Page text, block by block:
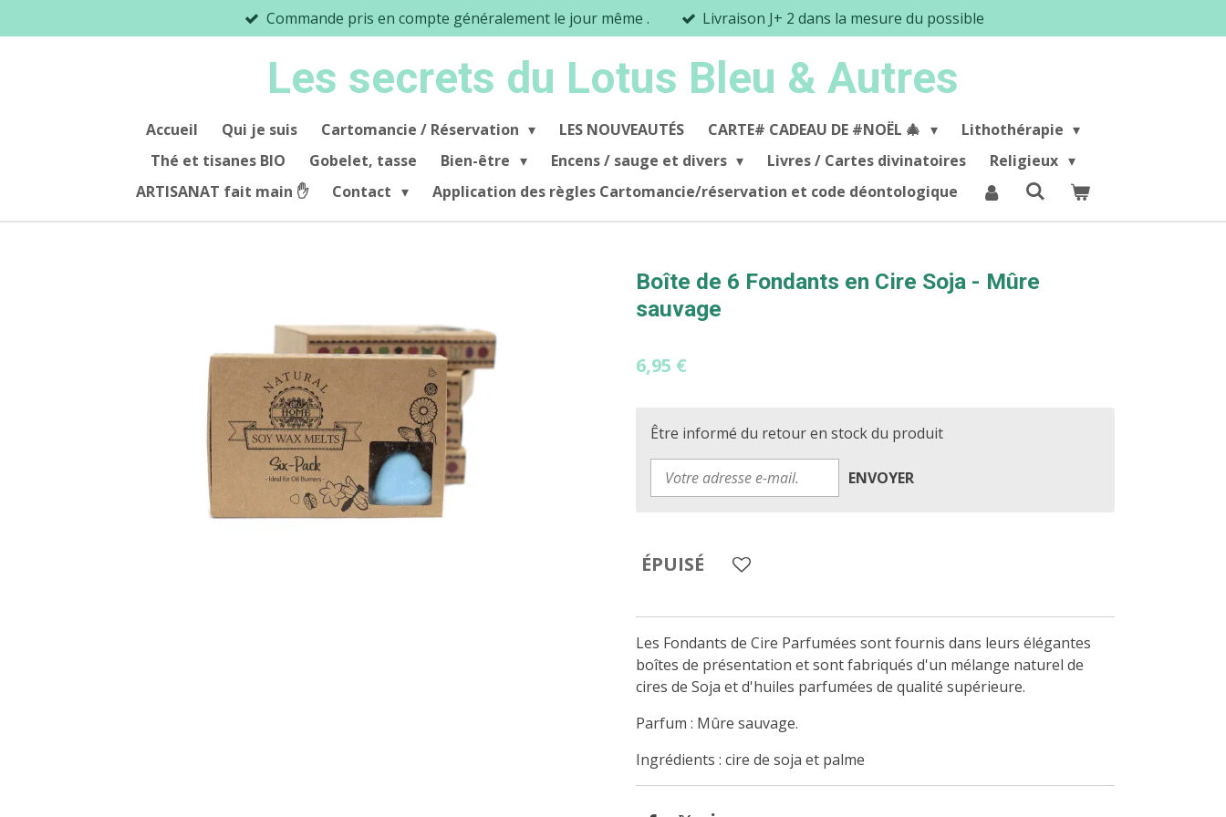
au
Commande pris en compte généralement le jour même . Livraison J+ 2 dans la mesure du possible
Les secrets du Lotus Bleu & Autres
Accueil Qui je suis Cartomancie / Réservation LES NOUVEAUTÉS CARTE# CADEAU DE #NOËL 🎄
Lithothérapie
Thé et tisanes BIO
Gobelet, tasse Bien-être Encens / sauge et divers Livres / Cartes divinatoires
Religieux
ARTISANAT fait main ✋️
Contact Application des règles Cartomancie/réservation et code déontologique
Boîte de 6 Fondants en Cire Soja - Mûre
sauvage
6,95 €
Être informé du retour en stock du produit
ENVOYER
ÉPUISÉ
Les Fondants de Cire Parfumées sont fournis dans leurs élégantes
boîtes de présentation et sont fabriqués d'un mélange naturel de
cires de Soja et d'huiles parfumées de qualité supérieure.
Parfum : Mûre sauvage.
Ingrédients : cire de soja et palme